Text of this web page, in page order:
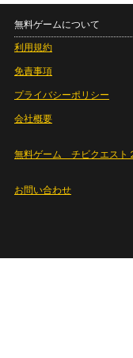
無料ゲームについて
利用規約
免責事項
プライバシーポリシー
会社概要
無料ゲーム チビクエスト
お問い合わせ